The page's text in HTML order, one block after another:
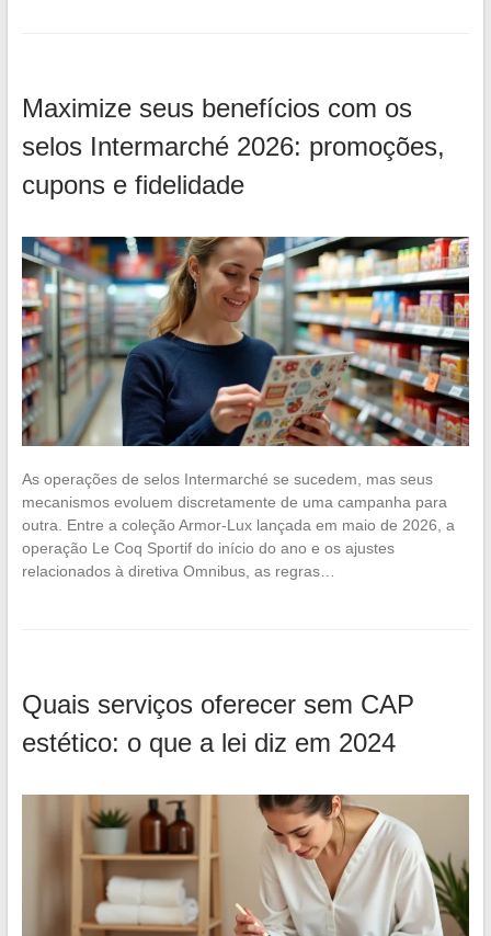
Maximize seus benefícios com os
selos Intermarché 2026: promoções,
cupons e fidelidade
As operações de selos Intermarché se sucedem, mas seus
mecanismos evoluem discretamente de uma campanha para
outra. Entre a coleção Armor-Lux lançada em maio de 2026, a
operação Le Coq Sportif do início do ano e os ajustes
relacionados à diretiva Omnibus, as regras…
Quais serviços oferecer sem CAP
estético: o que a lei diz em 2024